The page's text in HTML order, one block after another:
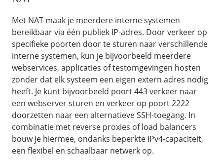
Met NAT maak je meerdere interne systemen
bereikbaar via één publiek IP-adres. Door verkeer op
specifieke poorten door te sturen naar verschillende
interne systemen, kun je bijvoorbeeld meerdere
webservices, applicaties of testomgevingen hosten
zonder dat elk systeem een eigen extern adres nodig
heeft. Je kunt bijvoorbeeld poort 443 verkeer naar
een webserver sturen en verkeer op poort 2222
doorzetten naar een alternatieve SSH-toegang. In
combinatie met reverse proxies of load balancers
bouw je hiermee, ondanks beperkte IPv4-capaciteit,
een flexibel en schaalbaar netwerk op.